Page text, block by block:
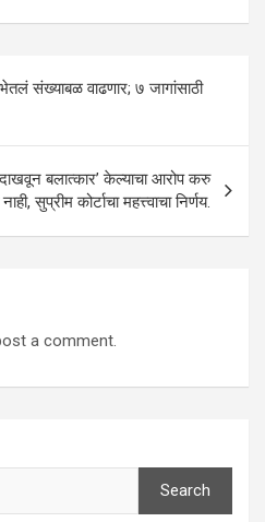
संख्याबळ वाढणार; ७ जागांसाठी
दाखवून बलात्कार’ केल्याचा आरोप करु
सुप्रीम कोर्टाचा महत्त्वाचा निर्णय.
a comment.
Search